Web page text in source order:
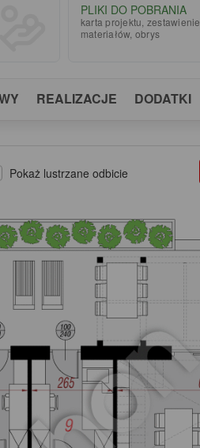
PLIKI DO POBRANIA
karta projektu, zestawienie
materiałów, obrys
REALIZACJE DODATKI
Pokaż lustrzane odbicie